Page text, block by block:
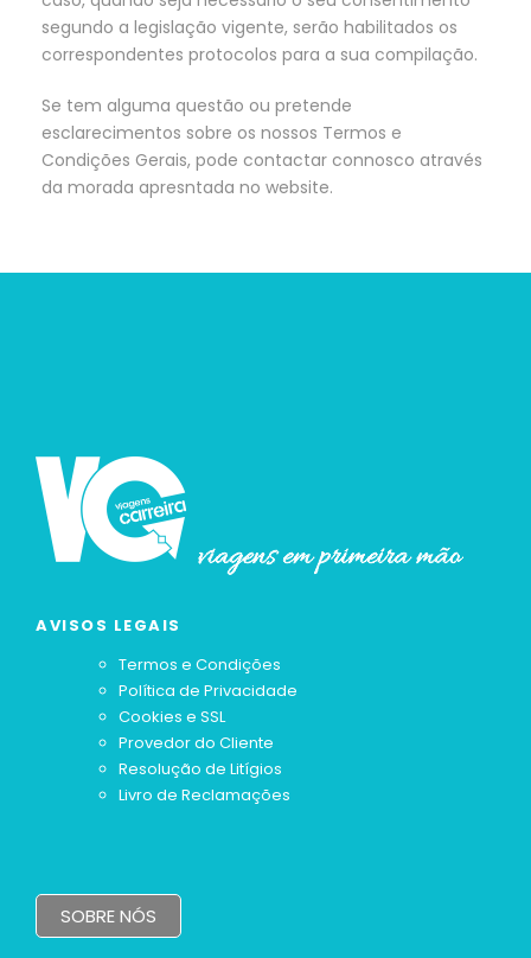
segundo a legislação vigente, serão habilitados os
correspondentes protocolos para a sua compilação.
Se tem alguma questão ou pretende
esclarecimentos sobre os nossos Termos e
Condições Gerais, pode contactar connosco através
da morada apresntada no website.
AVISOS LEGAIS
Termos e Condições
Política de Privacidade
Cookies e SSL
Provedor do Cliente
Resolução de Litígios
Livro de Reclamações
SOBRE NÓS